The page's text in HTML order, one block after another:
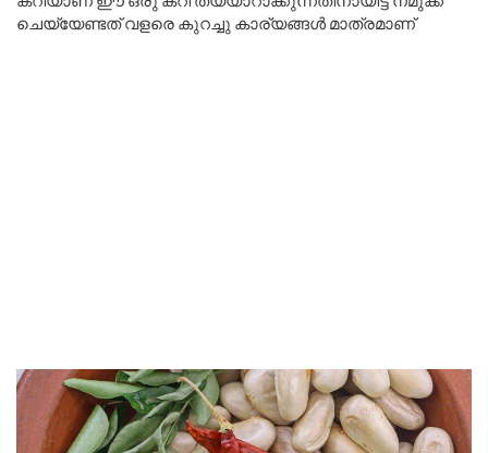
ചെയ്യേണ്ടത് വളരെ കുറച്ചു കാര്യങ്ങൾ മാത്രമാണ്